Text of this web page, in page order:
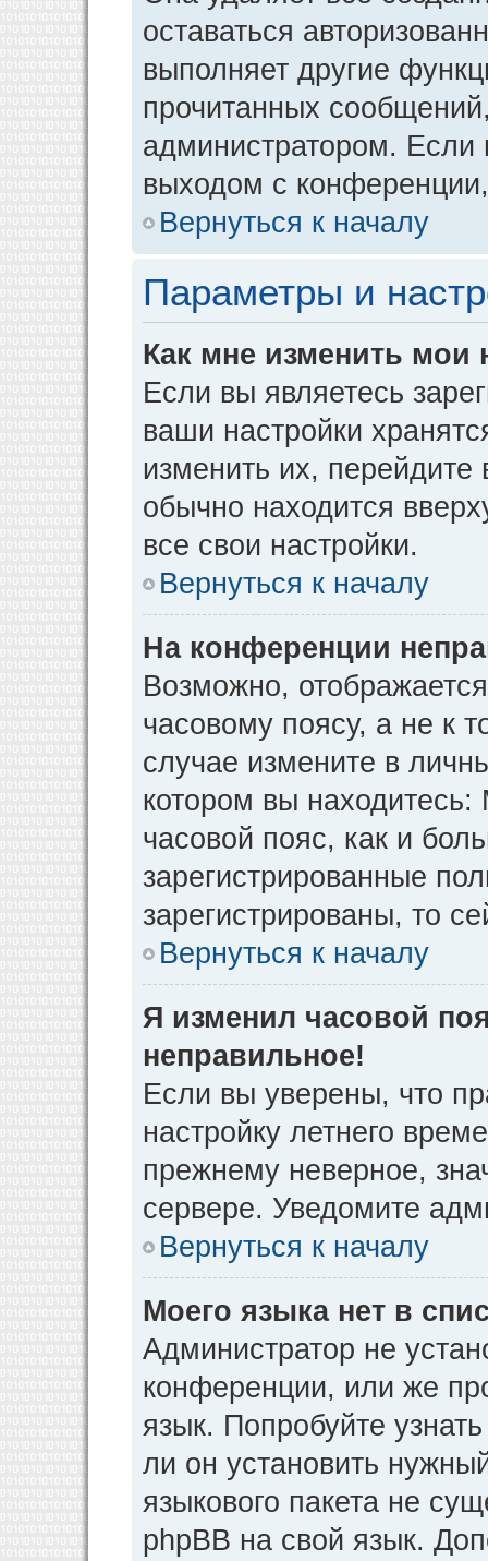
оставаться
выполняет другие
прочитанных
администратором. Если
выходом с
Вернуться к началу
Параметры и
Как мне изменить мои
Если вы являетесь
ваши настройки
изменить их, перейдите
обычно находится
все свои настройки.
Вернуться к началу
На конференции
Возможно,
часовому поясу, а не к
случае измените в
котором вы находитесь:
часовой пояс, как и
зарегистрированные
зарегистрированы, то
Вернуться к началу
Я изменил часовой
неправильное!
Если вы уверены, что
настройку летнего
прежнему неверное,
сервере. Уведомите
Вернуться к началу
Моего языка нет в
Администратор не
конференции, или же
язык. Попробуйте
ли он установить
языкового пакета не
phpBB на свой язык.